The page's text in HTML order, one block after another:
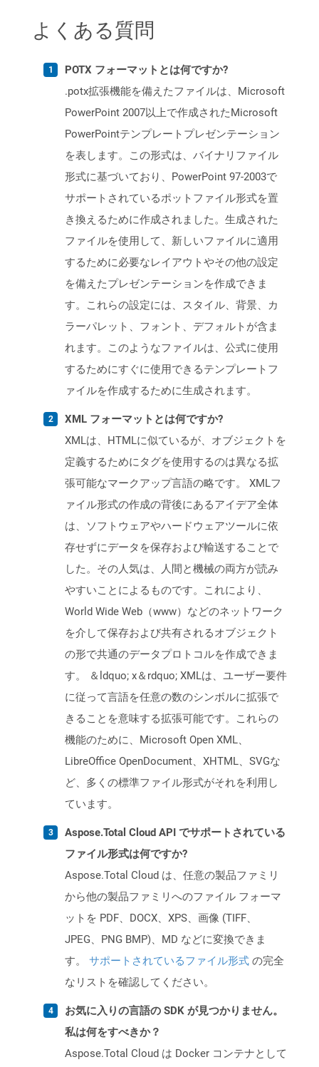
よくある質問
POTX フォーマットとは何ですか?
.potx拡張機能を備えたファイルは、Microsoft
PowerPoint 2007以上で作成されたMicrosoft
PowerPointテンプレートプレゼンテーション
を表します。この形式は、バイナリファイル
形式に基づいており、PowerPoint 97-2003で
サポートされているポットファイル形式を置
き換えるために作成されました。生成された
ファイルを使用して、新しいファイルに適用
するために必要なレイアウトやその他の設定
を備えたプレゼンテーションを作成できま
す。これらの設定には、スタイル、背景、カ
ラーパレット、フォント、デフォルトが含ま
れます。このようなファイルは、公式に使用
するためにすぐに使用できるテンプレートフ
ァイルを作成するために生成されます。
XML フォーマットとは何ですか?
XMLは、HTMLに似ているが、オブジェクトを
定義するためにタグを使用するのは異なる拡
張可能なマークアップ言語の略です。 XMLフ
ァイル形式の作成の背後にあるアイデア全体
は、ソフトウェアやハードウェアツールに依
存せずにデータを保存および輸送することで
した。その人気は、人間と機械の両方が読み
やすいことによるものです。これにより、
World Wide Web（www）などのネットワーク
を介して保存および共有されるオブジェクト
の形で共通のデータプロトコルを作成できま
す。 ＆ldquo; x＆rdquo; XMLは、ユーザー要件
に従って言語を任意の数のシンボルに拡張で
きることを意味する拡張可能です。これらの
機能のために、Microsoft Open XML、
LibreOffice OpenDocument、XHTML、SVGな
ど、多くの標準ファイル形式がそれを利用し
ています。
Aspose.Total Cloud API でサポートされている
ファイル形式は何ですか?
Aspose.Total Cloud は、任意の製品ファミリ
から他の製品ファミリへのファイル フォーマ
ットを PDF、DOCX、XPS、画像 (TIFF、
JPEG、PNG BMP)、MD などに変換できま
す。 サポートされているファイル形式 の完全
なリストを確認してください。
お気に入りの言語の SDK が見つかりません。
私は何をすべきか？
Aspose.Total Cloud は Docker コンテナとして